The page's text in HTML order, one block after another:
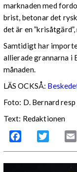
marknaden med
brist, betonar det
det är en
Samtidigt har
allierade grannarna i
månaden.
LÄS OCKSÅ:
Foto: D. Bernard
Text: Redaktionen
Facebook Twitter